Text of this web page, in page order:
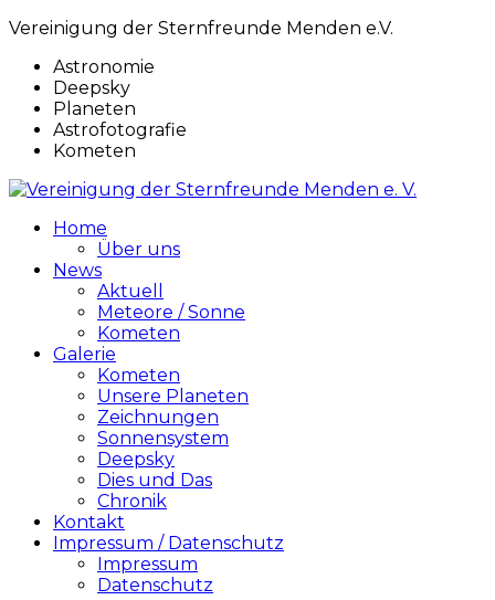
Vereinigung der Sternfreunde Menden e.V.
Astronomie
Deepsky
Planeten
Astrofotografie
Kometen
Home
Über uns
News
Aktuell
Meteore / Sonne
Kometen
Galerie
Kometen
Unsere Planeten
Zeichnungen
Sonnensystem
Deepsky
Dies und Das
Chronik
Kontakt
Impressum / Datenschutz
Impressum
Datenschutz